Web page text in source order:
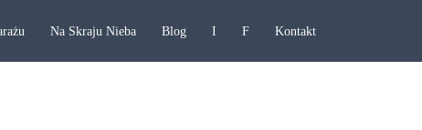
Na Skraju Nieba Blog I F Kontakt